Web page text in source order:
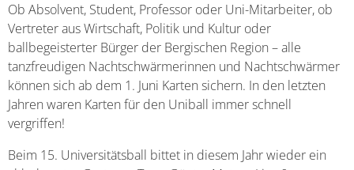
Ob Absolvent, Student, Professor oder Uni-Mitarbeiter, ob
Vertreter aus Wirtschaft, Politik und Kultur oder
ballbegeisterter Bürger der Bergischen Region – alle
tanzfreudigen Nachtschwärmerinnen und Nachtschwärmer
können sich ab dem 1. Juni Karten sichern. In den letzten
Jahren waren Karten für den Uniball immer schnell
vergriffen!
Beim 15. Universitätsball bittet in diesem Jahr wieder ein